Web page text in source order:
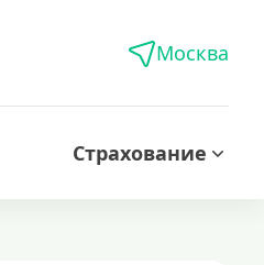
Москва
Страхование